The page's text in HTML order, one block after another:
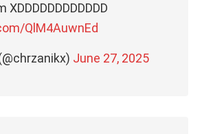
QlM4AuwnEd
June 27, 2025